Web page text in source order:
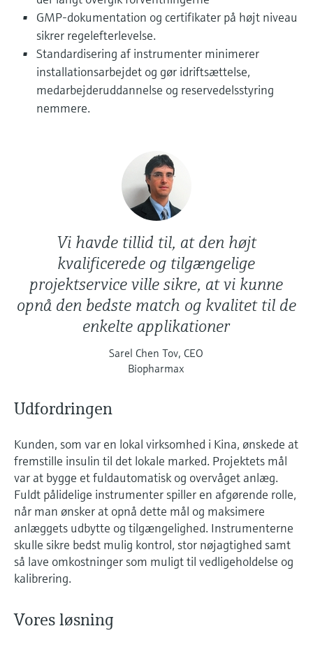
Device Viewer
Find produktspecifik information og
dokumentation
Find reservedele
Find reservedele efter produktkategori,
Niveaumåling med tryk
Shop alle
Procesfotometre
Måling med
mikrobølgetransmission
GMP-dokumentation og certifikater på højt niveau
sikrer regelefterlevelse.
Standardisering af instrumenter minimerer
installationsarbejdet og gør idriftsættelse,
medarbejderuddannelse og reservedelsstyring
nemmere.
Vi havde tillid til, at den højt
kvalificerede og tilgængelige
projektservice ville sikre, at vi kunne
opnå den bedste match og kvalitet til de
enkelte applikationer
Sarel Chen Tov, CEO
Biopharmax
Udfordringen
Kunden, som var en lokal virksomhed i Kina, ønskede at
fremstille insulin til det lokale marked. Projektets mål
var at bygge et fuldautomatisk og overvåget anlæg.
Fuldt pålidelige instrumenter spiller en afgørende rolle,
når man ønsker at opnå dette mål og maksimere
anlæggets udbytte og tilgængelighed. Instrumenterne
skulle sikre bedst mulig kontrol, stor nøjagtighed samt
så lave omkostninger som muligt til vedligeholdelse og
kalibrering.
Vores løsning